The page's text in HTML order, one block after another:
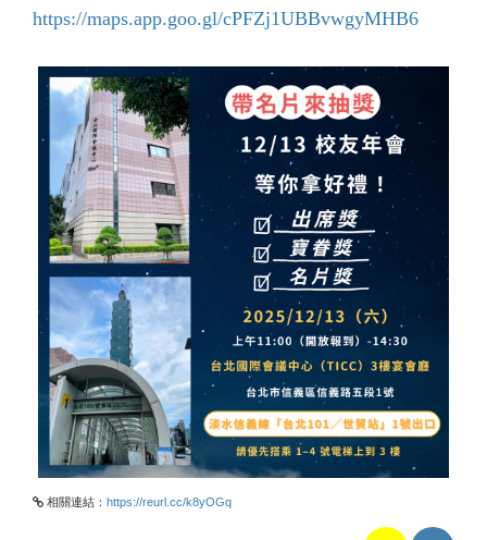
https://maps.app.goo.gl/cPFZj1UBBvwgyMHB6
相關連結： https://reurl.cc/k8yOGq